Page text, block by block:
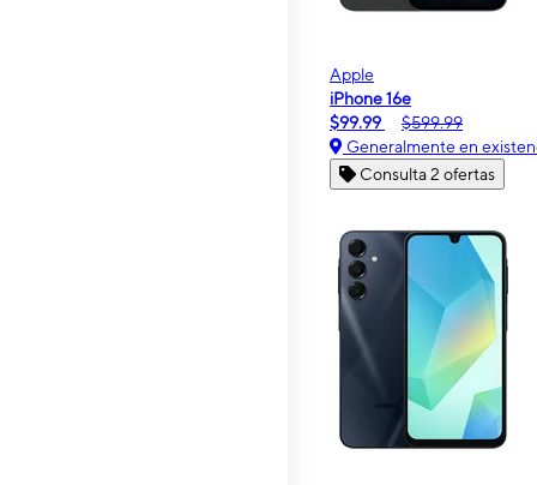
Apple
iPhone 16e
$99.99
$599.99
Generalmente en
Consulta 2 ofertas